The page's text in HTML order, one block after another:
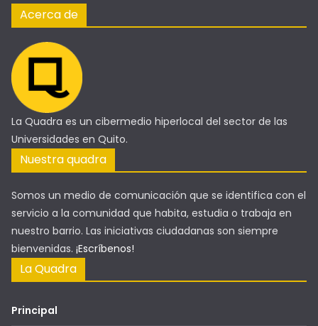
Acerca de
La Quadra es un cibermedio hiperlocal del sector de las
Universidades en Quito.
Nuestra quadra
Somos un medio de comunicación que se identifica con el
servicio a la comunidad que habita, estudia o trabaja en
nuestro barrio. Las iniciativas ciudadanas son siempre
bienvenidas. ¡Escríbenos!
La Quadra
Principal